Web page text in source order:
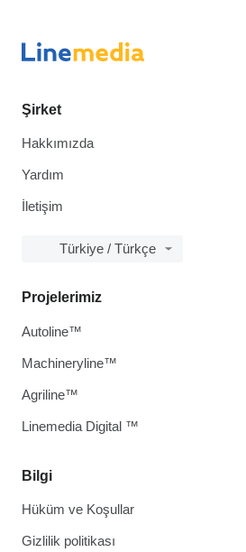
Şirket
Hakkımızda
Yardım
İletişim
Türkiye / Türkçe
Bilgi
Hüküm ve Koşullar
Gizlilik politikası
Projelerimiz
Autoline™
Machineryline™
Agriline™
Linemedia Digital ™